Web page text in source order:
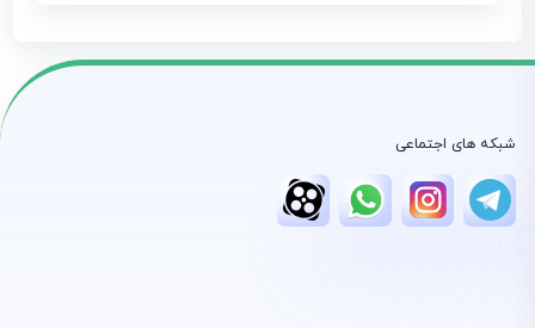
شبکه های اجتماعی